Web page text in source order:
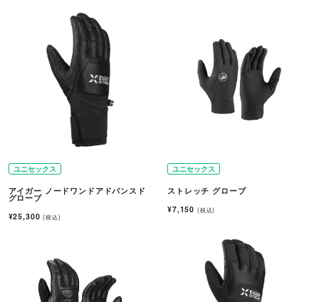
ユニセックス
アイガー ノードワンドアドバンスド
グローブ
¥25,300(税込)
ユニセックス
ストレッチ グローブ
¥7,150 (税込)